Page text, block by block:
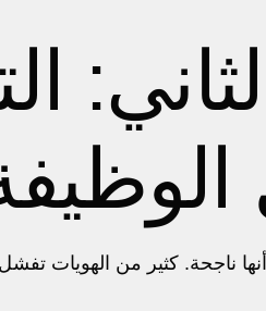
ناجحة. كثير من الهويات تفشل